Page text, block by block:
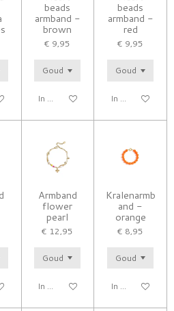
beads
armband -
brown
€ 9,95
In winkelwagen
beads
armband -
red
€ 9,95
In winkelwagen
Armband
flower
pearl
€ 12,95
In winkelwagen
Kralenarmb
and -
orange
€ 8,95
In winkelwagen